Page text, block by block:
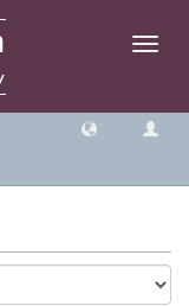
Geçiş